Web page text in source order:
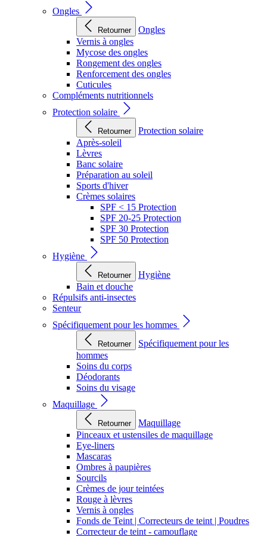
Ongles
Retourner
Ongles
Vernis à ongles
Mycose des ongles
Rongement des ongles
Renforcement des ongles
Cuticules
Compléments nutritionnels
Protection solaire
Retourner
Protection solaire
Après-soleil
Lèvres
Banc solaire
Préparation au soleil
Sports d'hiver
Crèmes solaires
SPF < 15 Protection
SPF 20-25 Protection
SPF 30 Protection
SPF 50 Protection
Hygiène
Retourner
Hygiène
Bain et douche
Répulsifs anti-insectes
Senteur
Spécifiquement pour les hommes
Retourner
Spécifiquement pour les
hommes
Soins du corps
Déodorants
Soins du visage
Maquillage
Retourner
Maquillage
Pinceaux et ustensiles de maquillage
Eye-liners
Mascaras
Ombres à paupières
Sourcils
Crèmes de jour teintées
Rouge à lèvres
Vernis à ongles
Fonds de Teint | Correcteurs de teint | Poudres
Correcteur de teint - camouflage